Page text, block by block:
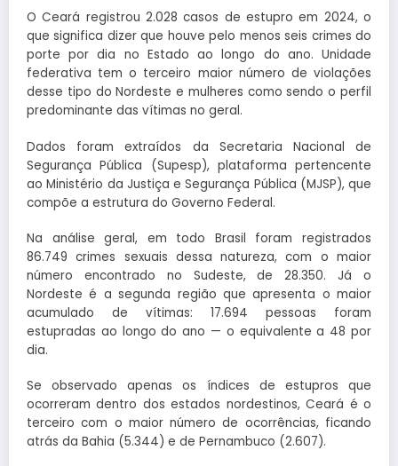
O Ceará registrou 2.028 casos de estupro em 2024, o
que significa dizer que houve pelo menos seis crimes do
porte por dia no Estado ao longo do ano. Unidade
federativa tem o terceiro maior número de violações
desse tipo do Nordeste e mulheres como sendo o perfil
predominante das vítimas no geral.
Dados foram extraídos da Secretaria Nacional de
Segurança Pública (Supesp), plataforma pertencente
ao Ministério da Justiça e Segurança Pública (MJSP), que
compõe a estrutura do Governo Federal.
Na análise geral, em todo Brasil foram registrados
86.749 crimes sexuais dessa natureza, com o maior
número encontrado no Sudeste, de 28.350. Já o
Nordeste é a segunda região que apresenta o maior
acumulado de vítimas: 17.694 pessoas foram
estupradas ao longo do ano — o equivalente a 48 por
dia.
Se observado apenas os índices de estupros que
ocorreram dentro dos estados nordestinos, Ceará é o
terceiro com o maior número de ocorrências, ficando
atrás da Bahia (5.344) e de Pernambuco (2.607).